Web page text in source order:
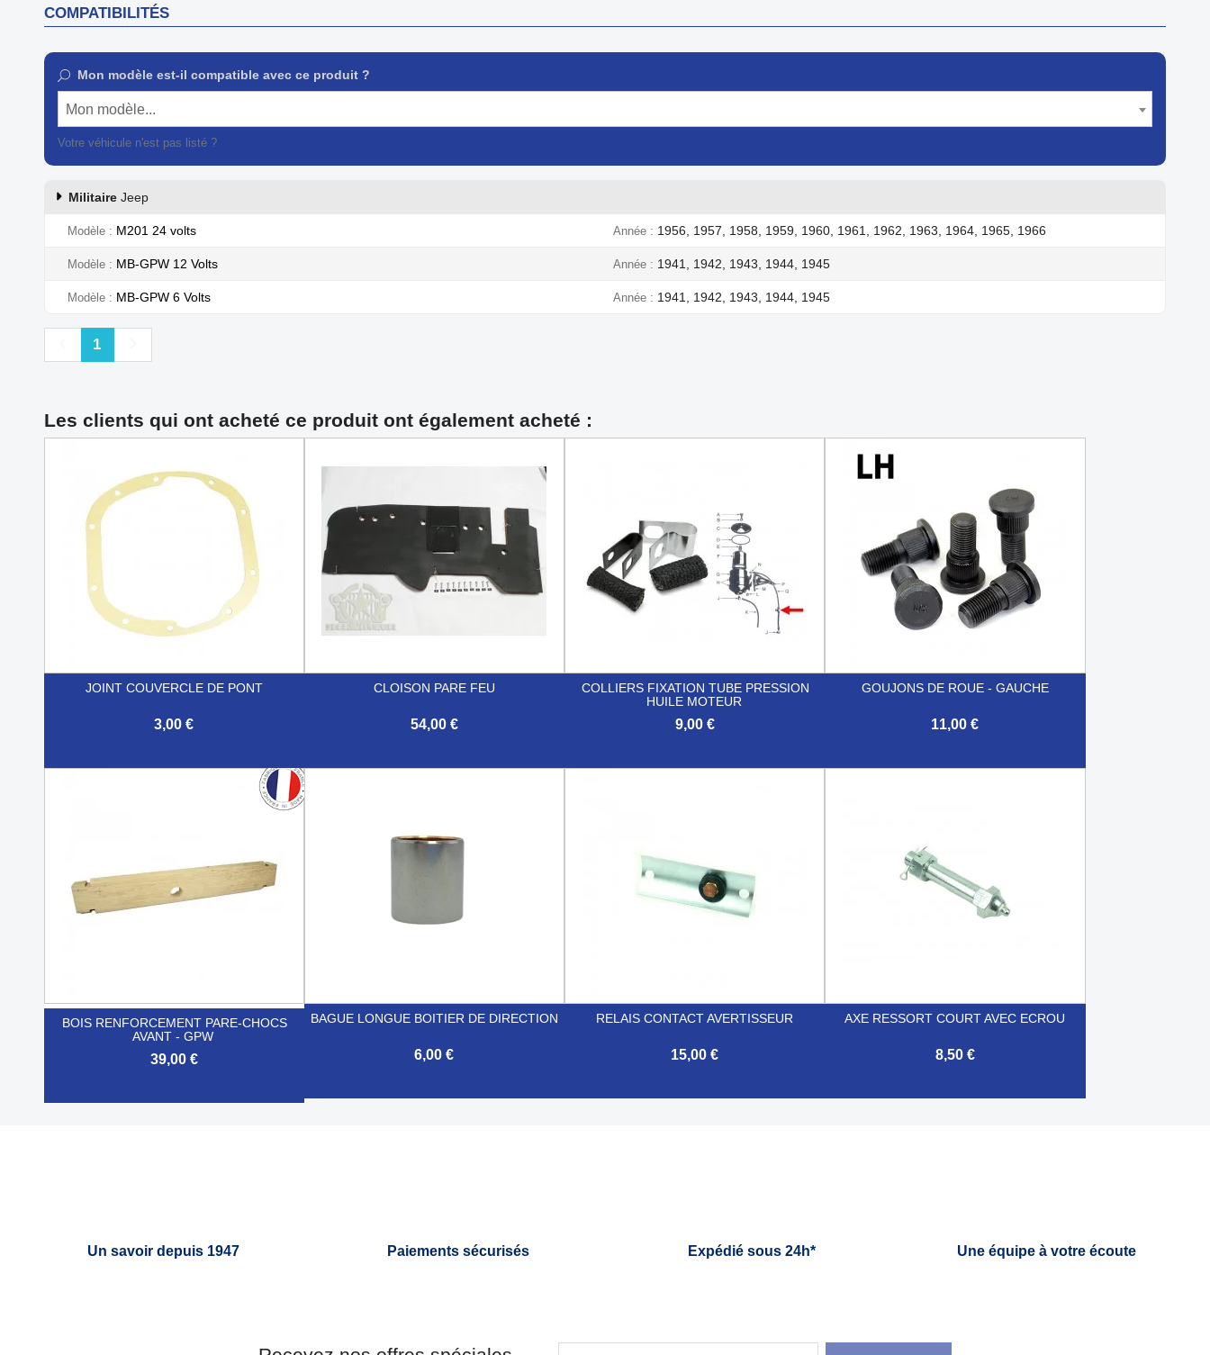
COMPATIBILITÉS
Mon modèle est-il compatible avec ce produit ?
Mon modèle...
Votre véhicule n'est pas listé ?
Militaire Jeep
Modèle M201 24 volts Année 1956, 1957, 1958, 1959, 1960, 1961, 1962, 1963, 1964, 1965, 1966
Modèle MB-GPW 12 Volts Année 1941, 1942, 1943, 1944, 1945
Modèle MB-GPW 6 Volts Année 1941, 1942, 1943, 1944, 1945
Précédent
1
Les clients qui ont acheté ce produit ont également acheté :
JOINT COUVERCLE DE PONT
3,00 €
CLOISON PARE FEU
54,00 €
COLLIERS FIXATION TUBE PRESSION
HUILE MOTEUR
9,00 €
GOUJONS DE ROUE - GAUCHE
11,00 €
BOIS RENFORCEMENT PARE-CHOCS
AVANT - GPW
39,00 €
BAGUE LONGUE BOITIER DE DIRECTION
6,00 €
RELAIS CONTACT AVERTISSEUR
15,00 €
AXE RESSORT COURT AVEC ECROU
8,50 €
Un savoir depuis 1947 Paiements sécurisés Expédié sous 24h* Une équipe à votre écoute